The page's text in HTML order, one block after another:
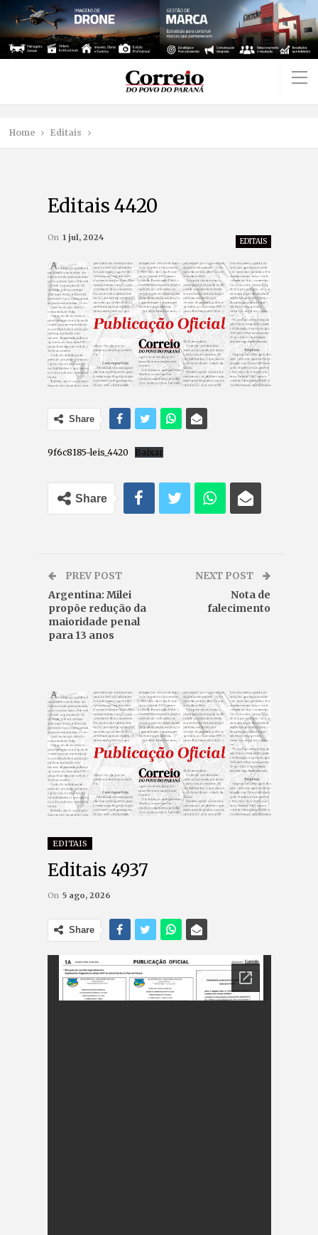
Home Editais
Editais 4420
EDITAIS
On 1 jul, 2024
Share
9f6c8185-leis_4420 Baixar
Share
PREV POST
Argentina: Milei
propõe redução da
maioridade penal
para 13 anos
NEXT POST
Nota de
falecimento
EDITAIS
Editais 4937
On 5 ago, 2026
Share